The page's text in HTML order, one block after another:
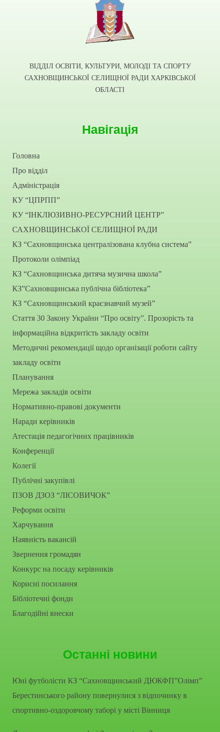
ВІДДІЛ ОСВІТИ, КУЛЬТУРИ, МОЛОДІ ТА СПОРТУ
САХНОВЩИНСЬКОЇ СЕЛИЩНОЇ РАДИ ХАРКІВСЬКОЇ
ОБЛАСТІ
Навігація
Головна
Про відділ
Адміністрація
КУ “ЦПРПП”
КУ “ІНКЛЮЗИВНО-РЕСУРСНИЙ ЦЕНТР”
САХНОВЩИНСЬКОЇ СЕЛИЩНОЇ РАДИ
КЗ “Сахновщинська централізована клубна система”
Протоколи олімпіад
КЗ “Сахновщинська дитяча музична школа”
КЗ”Сахновщинська публічна бібліотека”
КЗ “Сахновщинський краєзнавчий музей”
Стаття 30 Закону України “Про освіту”. Прозорість та
інформаційна відкритість закладу освіти
Методичні рекомендації щодо організації роботи сайту
закладу освіти
Планування
Мережа закладів освіти
Нормативно-правові документи
Наради керівників
Атестація педагогічних працівників
Конференції
Колегії
Публічні закупівлі
ПЗОВ ДЗОЗ “ЛІСОВИЧОК”
Реформи освіти
Харчування
Наявність вакансій
Звернення громадян
Конкурс на посаду керівників
Корисні посилання
Бібліотечні фонди
Благодійні внески
Останні новини
Юні футболісти КЗ “Сахновщинський ДЮКФП”Олімп”
Берестинського району повернулися з відпочинку в
спортивно-оздоровчому таборі у місті Вінниця